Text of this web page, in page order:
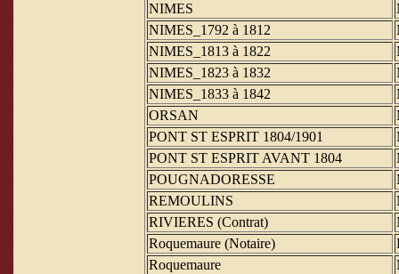
NIMES
NIMES_1792 à 1812
NIMES_1813 à 1822
NIMES_1823 à 1832
NIMES_1833 à 1842
ORSAN
PONT ST ESPRIT 1804/1901
PONT ST ESPRIT AVANT 1804
POUGNADORESSE
REMOULINS
RIVIERES (Contrat)
Roquemaure (Notaire)
Roquemaure